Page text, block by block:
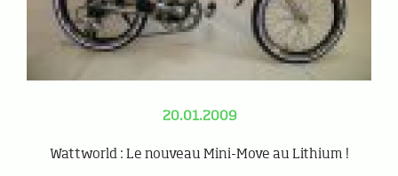
20.01.2009
Wattworld : Le nouveau Mini-Move au Lithium !